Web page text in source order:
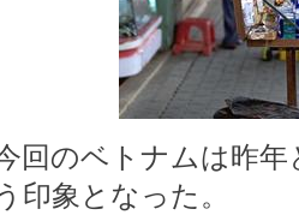
回のベトナムは昨
印象となった。